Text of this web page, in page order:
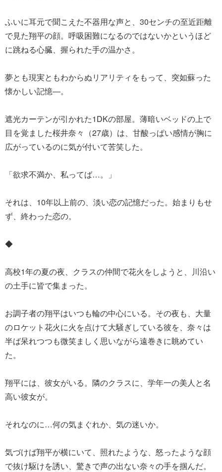
ふいに耳元で聞こえた不器用な声と、30センチの至近距離
で見た翔平の顔。呼吸困難になるのではないかというほど
に跳ねる心臓、握られた手の温かさ。
夢とも現実ともわからぬリアリティをもって、突如蘇った
懐かしい記憶―。
遮光カーテンが引かれた1DKの部屋。薄暗いベッドの上で
目を覚ました桜井奈々（27歳）は、甘酸っぱい感情が胸に
広がっているのに気が付いて苦笑した。
「欲求不満か、私ってば…。」
それは、10年以上前の、淡い恋の記憶だった。始まりもせ
ず、終わった恋の。
◆
高校1年の夏の夜、クラスの仲間で花火をしようと、川沿い
の土手に皆で集まった。
お調子者の翔平はいつも輪の中心にいる。その夜も、大量
のロケット花火に火を点けて大騒ぎしている彼を、奈々は
半ば呆れつつも微笑ましく思いながら遠巻きに眺めてい
た。
翔平には、彼女がいる。隣のクラスに、学年一の美人と名
高い彼女が。
それなのに…何の気まぐれか、気の迷いか。
気づけば翔平が横にいて、照れたような、怒ったような顔
で抜け駆けを誘い、驚きで声の出ない奈々の手を掴んだ。